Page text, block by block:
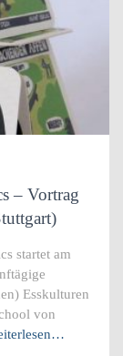
– Vortrag
startet am
Esskulturen
von